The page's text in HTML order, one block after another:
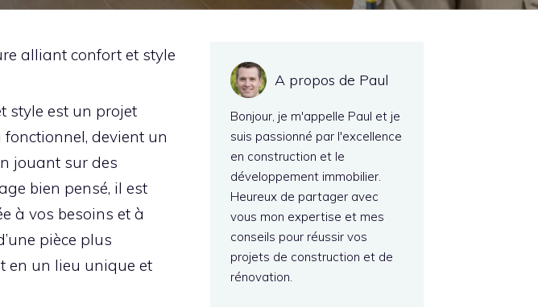
alliant confort et style
style est un projet
devient un
jouant sur des
bien pensé, il est
à vos besoins et à
pièce plus
en un lieu unique et
A propos de Paul
Bonjour, je m'appelle Paul et je
suis passionné par l'excellence
en construction et le
développement immobilier.
Heureux de partager avec
vous mon expertise et mes
conseils pour réussir vos
projets de construction et de
rénovation.